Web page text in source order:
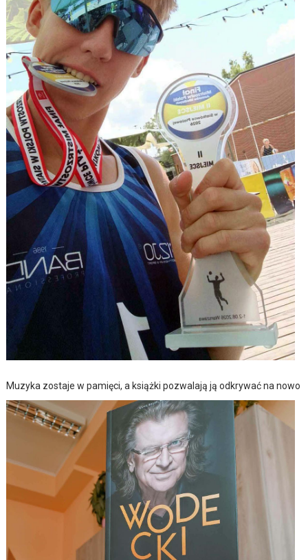
Muzyka zostaje w pamięci, a książki pozwalają ją odkrywać na nowo